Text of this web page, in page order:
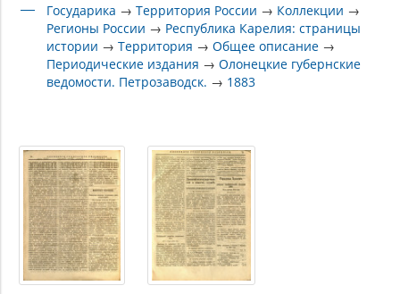
Государика →Территория России → Коллекции →
Регионы России → Республика Карелия: страницы
истории →Территория →Общее описание →
Периодические издания →Олонецкие губернские
ведомости. Петрозаводск. → 1883